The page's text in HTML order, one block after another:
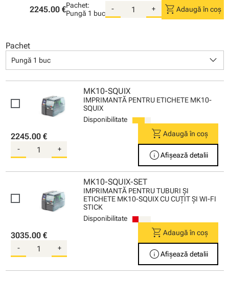
2245.00 €Pachet:
Pungă 1 buc
- + shopping_cart Adaugă în coș
Pachet
Pungă 1 buc keyboard_arrow_down
MK10-SQUIX
IMPRIMANTĂ PENTRU ETICHETE MK10-
SQUIX
Disponibilitate
2245.00 €
- +
shopping_cartAdaugă în coș
infoAfișează detalii
MK10-SQUIX-SET
IMPRIMANTĂ PENTRU TUBURI ŞI
ETICHETE MK10-SQUIX CU CUŢIT ŞI WI-FI
STICK
Disponibilitate
3035.00 €
- +
shopping_cartAdaugă în coș
infoAfișează detalii